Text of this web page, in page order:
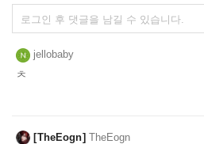
댓
글
쓰
기
jellobaby
ㅊ
TheEogn TheEogn